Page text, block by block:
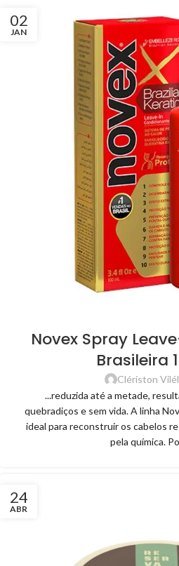
02
JAN
Novex Spray
Brasileira
Clériston
...reduzida até a metade,
quebradiços e sem vida. A linha
ideal para reconstruir os cabelos
pela química.
24
ABR